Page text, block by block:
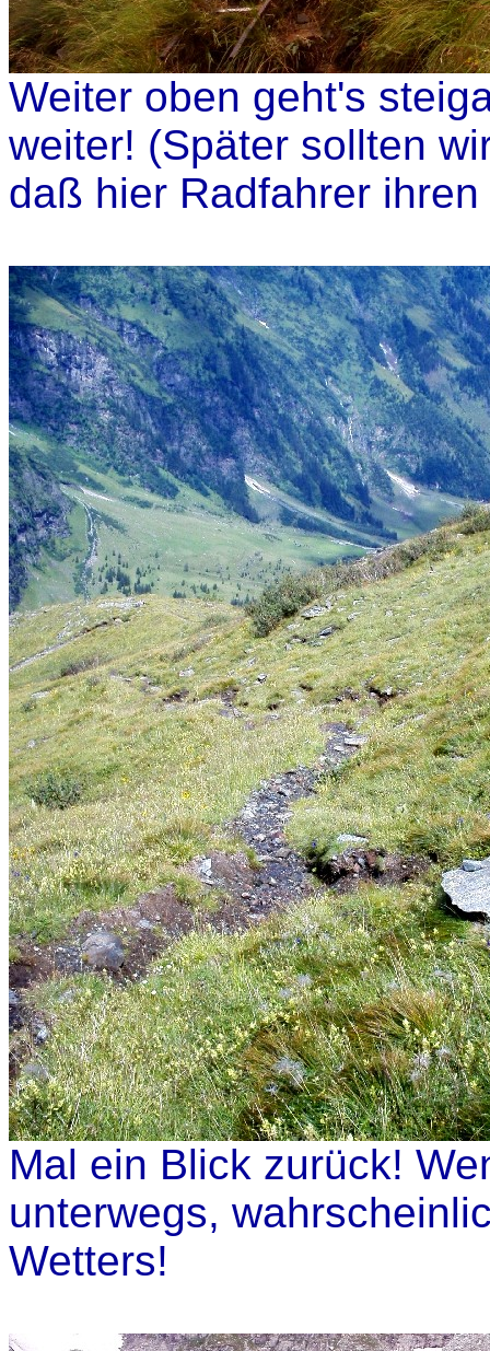
Weiter oben geht's
weiter! (Später sollten
daß hier Radfahrer
Mal ein Blick zurück!
unterwegs,
Wetters!